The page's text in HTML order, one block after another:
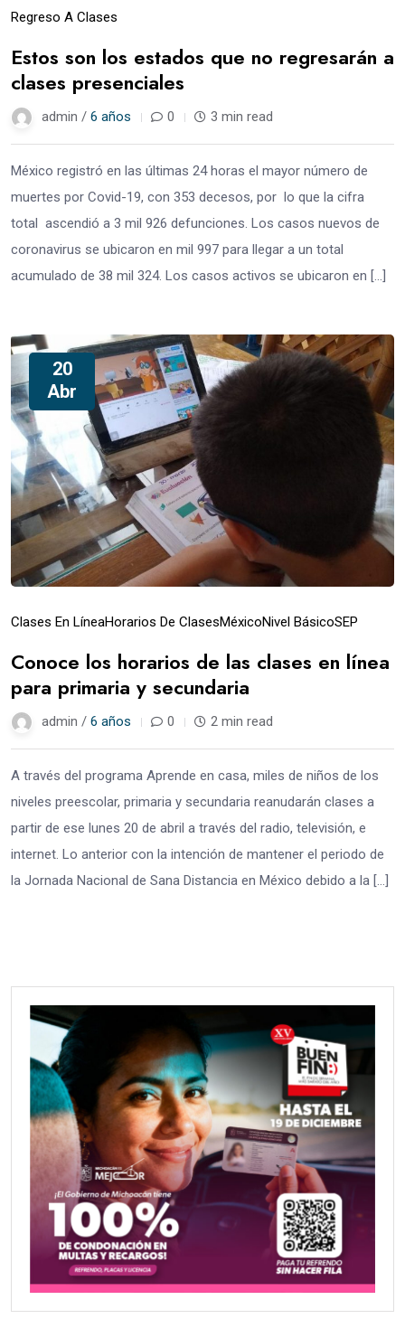
Regreso A Clases
Estos son los estados que no regresarán a
clases presenciales
admin / 6 años 0 3 min read
México registró en las últimas 24 horas el mayor número de
muertes por Covid-19, con 353 decesos, por lo que la cifra
total ascendió a 3 mil 926 defunciones. Los casos nuevos de
coronavirus se ubicaron en mil 997 para llegar a un total
acumulado de 38 mil 324. Los casos activos se ubicaron en […]
20
Abr
Clases En LíneaHorarios De ClasesMéxicoNivel BásicoSEP
Conoce los horarios de las clases en línea
para primaria y secundaria
admin / 6 años 0 2 min read
A través del programa Aprende en casa, miles de niños de los
niveles preescolar, primaria y secundaria reanudarán clases a
partir de ese lunes 20 de abril a través del radio, televisión, e
internet. Lo anterior con la intención de mantener el periodo de
la Jornada Nacional de Sana Distancia en México debido a la […]